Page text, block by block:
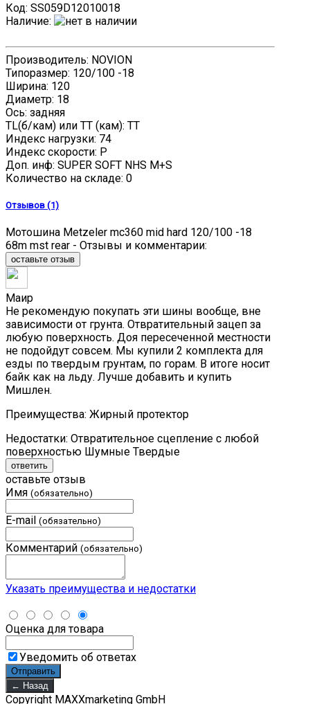
Код: SS059D12010018
Наличие:
Производитель: NOVION
Типоразмер: 120/100 -18
Ширина: 120
Диаметр: 18
Ось: задняя
TL(б/кам) или TT (кам): TT
Индекс нагрузки: 74
Индекс скорости: P
Доп. инф: SUPER SOFT NHS M+S
Количество на складе: 0
Отзывов (1)
Мотошина Metzeler mc360 mid hard 120/100 -18
68m mst rear - Отзывы и комментарии:
оставьте отзыв
Маир
Не рекомендую покупать эти шины вообще, вне
зависимости от грунта. Отвратительный зацеп за
любую поверхность. Доя пересеченной местности
не подойдут совсем. Мы купили 2 комплекта для
езды по твердым грунтам, по горам. В итоге носит
байк как на льду. Лучше добавить и купить
Мишлен.
Преимущества: Жирный протектор
Недостатки: Отвратительное сцепление с любой
поверхностью Шумные Твердые
ответить
оставьте отзыв
Имя (обязательно)
E-mail (обязательно)
Комментарий (обязательно)
Указать преимущества и недостатки
Оценка для товара
Уведомить об ответах
Copyright MAXXmarketing GmbH